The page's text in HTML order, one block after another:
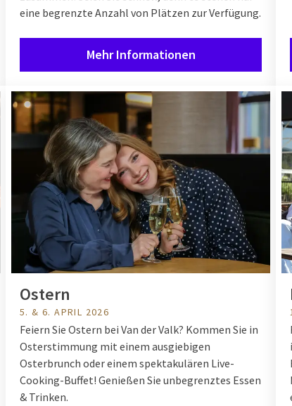
eine begrenzte Anzahl von Plätzen zur Verfügung.
Mehr Informationen
Ostern
5. & 6. APRIL 2026
Feiern Sie Ostern bei Van der Valk? Kommen Sie in
Osterstimmung mit einem ausgiebigen
Osterbrunch oder einem spektakulären Live-
Cooking-Buffet! Genießen Sie unbegrenztes Essen
& Trinken.